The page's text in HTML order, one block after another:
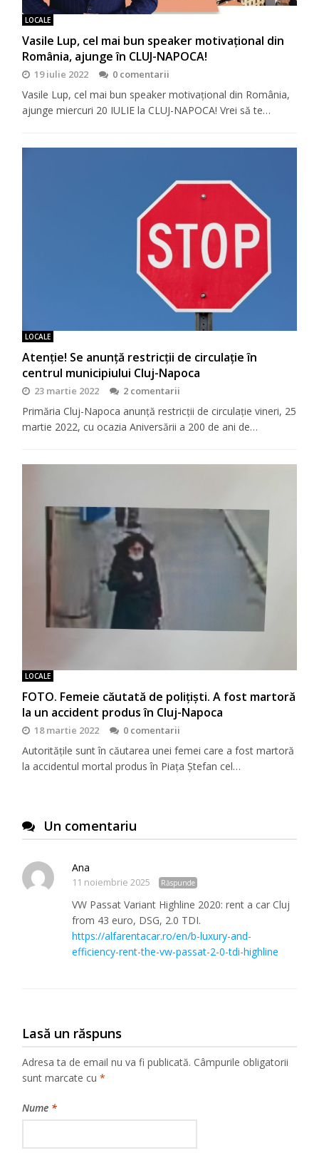
LOCALE
Vasile Lup, cel mai bun speaker motivaţional din
România, ajunge în CLUJ-NAPOCA!
19 iulie 2022 0 comentarii
Vasile Lup, cel mai bun speaker motivaţional din România,
ajunge miercuri 20 IULIE la CLUJ-NAPOCA! Vrei să te…
LOCALE
Atenție! Se anunță restricții de circulație în
centrul municipiului Cluj-Napoca
23 martie 2022 2 comentarii
Primăria Cluj-Napoca anunță restricții de circulație vineri, 25
martie 2022, cu ocazia Aniversării a 200 de ani de…
LOCALE
FOTO. Femeie căutată de polițiști. A fost martoră
la un accident produs în Cluj-Napoca
18 martie 2022 0 comentarii
Autoritățile sunt în căutarea unei femei care a fost martoră
la accidentul mortal produs în Piața Ștefan cel…
Un comentariu
Ana
11 noiembrie 2025 Răspunde
VW Passat Variant Highline 2020: rent a car Cluj
from 43 euro, DSG, 2.0 TDI.
https://alfarentacar.ro/en/b-luxury-and-
efficiency-rent-the-vw-passat-2-0-tdi-highline
Lasă un răspuns
Adresa ta de email nu va fi publicată. Câmpurile obligatorii
sunt marcate cu*
Nume *